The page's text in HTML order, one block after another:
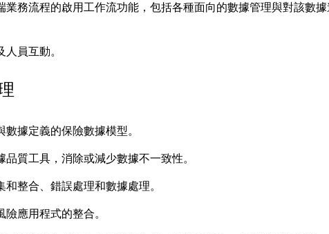
業務流程的啟用工作流功能，包括各種面向的數據管理與對該數
員互動。
據定義的保險數據模型。
品質工具，消除或減少數據不一致性。
和整合、錯誤處理和數據處理。
應用程式的整合。